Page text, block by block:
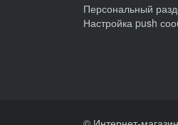
Персональный
Настройка push